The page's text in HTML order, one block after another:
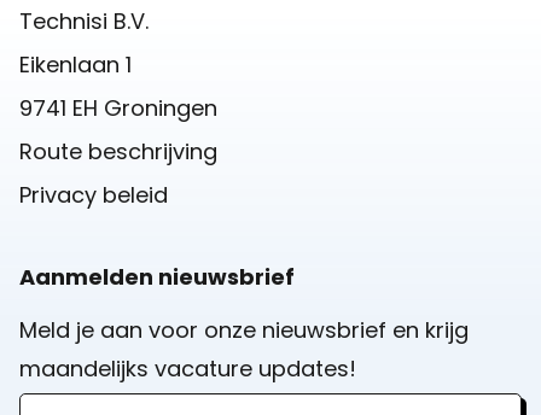
Technisi B.V.
Eikenlaan 1
9741 EH Groningen
Route beschrijving
Privacy beleid
Aanmelden nieuwsbrief
Meld je aan voor onze nieuwsbrief en krijg
maandelijks vacature updates!